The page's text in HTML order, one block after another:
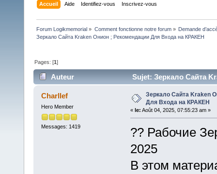
Accueil Aide Identifiez-vous Inscrivez-vous
Forum Logikmemorial » Comment fonctionne notre forum» Demande
Зеркало Сайта Kraken Онион ; Рекомендации Для Входа на КРАКЕН
Pages: [1]
Auteur
Sujet: Зеркало Сайта
fois)
Charllef
Hero Member
Messages: 1419
Зеркало Сайта Kraken
Для Входа на КРАКЕН
« le: Août 04, 2025, 07:55:23 am »
?? Рабочие
2025
В этом